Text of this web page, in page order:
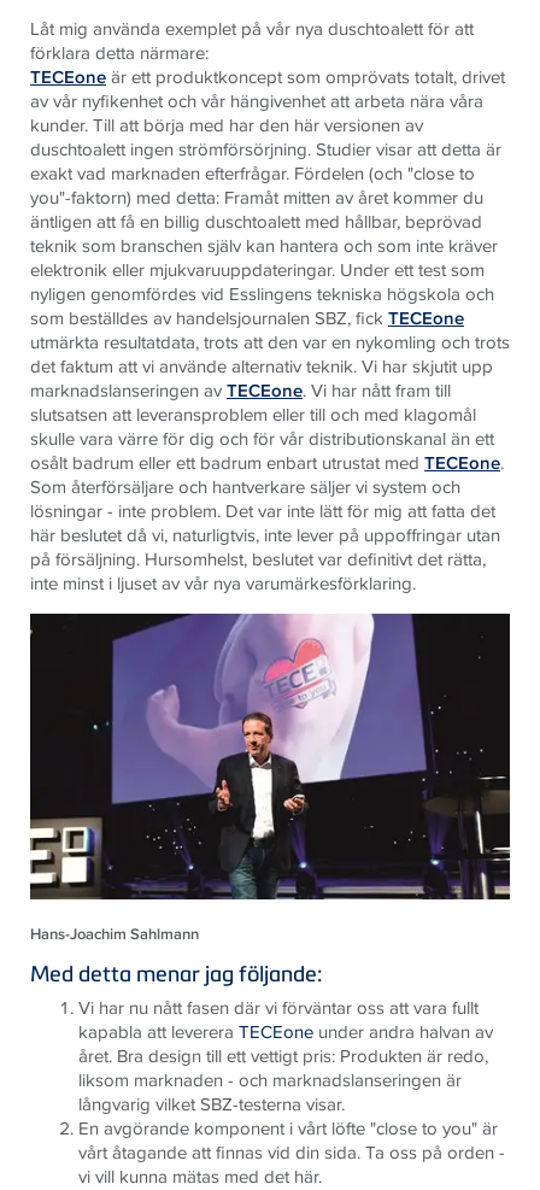
Låt mig använda exemplet på vår nya duschtoalett för att
förklara detta närmare:
TECEoneär ett produktkoncept som omprövats totalt, drivet
av vår nyfikenhet och vår hängivenhet att arbeta nära våra
kunder. Till att börja med har den här versionen av
duschtoalett ingen strömförsörjning. Studier visar att detta är
exakt vad marknaden efterfrågar. Fördelen (och "close to
you"-faktorn) med detta: Framåt mitten av året kommer du
äntligen att få en billig duschtoalett med hållbar, beprövad
teknik som branschen själv kan hantera och som inte kräver
elektronik eller mjukvaruuppdateringar. Under ett test som
nyligen genomfördes vid Esslingens tekniska högskola och
som beställdes av handelsjournalen SBZ, fickTECEone
utmärkta resultatdata, trots att den var en nykomling och trots
det faktum att vi använde alternativ teknik. Vi har skjutit upp
marknadslanseringen avTECEone. Vi har nått fram till
slutsatsen att leveransproblem eller till och med klagomål
skulle vara värre för dig och för vår distributionskanal än ett
osålt badrum eller ett badrum enbart utrustat med TECEone.
Som återförsäljare och hantverkare säljer vi system och
lösningar - inte problem. Det var inte lätt för mig att fatta det
här beslutet då vi, naturligtvis, inte lever på uppoffringar utan
på försäljning. Hursomhelst, beslutet var definitivt det rätta,
inte minst i ljuset av vår nya varumärkesförklaring.
Hans-Joachim Sahlmann
Med detta menar jag följande:
Vi har nu nått fasen där vi förväntar oss att vara fullt
kapabla att leverera TECEone under andra halvan av
året. Bra design till ett vettigt pris: Produkten är redo,
liksom marknaden - och marknadslanseringen är
långvarig vilket SBZ-testerna visar.
En avgörande komponent i vårt löfte "close to you" är
vårt åtagande att finnas vid din sida. Ta oss på orden -
vi vill kunna mätas med det här.